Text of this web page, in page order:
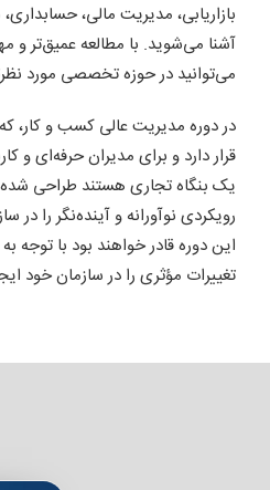
بازاریابی، مدیریت مالی،
آشنا می‌شوید. با مطالعه عمیق‌تر و
می‌توانید در حوزه تخصصی مورد
در دوره مدیریت عالی کسب و کار،
قرار دارد و برای مدیران حرفه‌ای و
یک بنگاه تجاری هستند طراحی
رویکردی نوآورانه و آینده‌نگر را در
این دوره قادر خواهند بود با
تغییرات مؤثری را در سازمان خود